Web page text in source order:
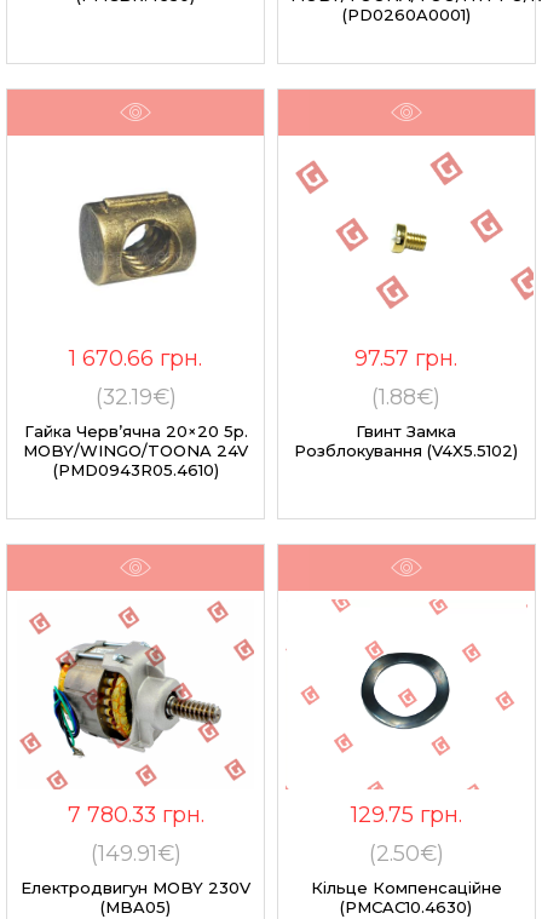
(PD0260A0001)
1 670.66 грн.
(32.19€)
Гайка Черв’ячна 20×20 5p.
MOBY/WINGO/TOONA 24V
(PMD0943R05.4610)
97.57 грн.
(1.88€)
Гвинт Замка
Розблокування (V4X5.5102)
7 780.33 грн.
(149.91€)
Електродвигун MOBY 230V
(MBA05)
129.75 грн.
(2.50€)
Кільце Компенсаційне
(PMCAC10.4630)